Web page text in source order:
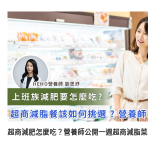
超商減肥怎麼吃？營養師公開一週超商減脂